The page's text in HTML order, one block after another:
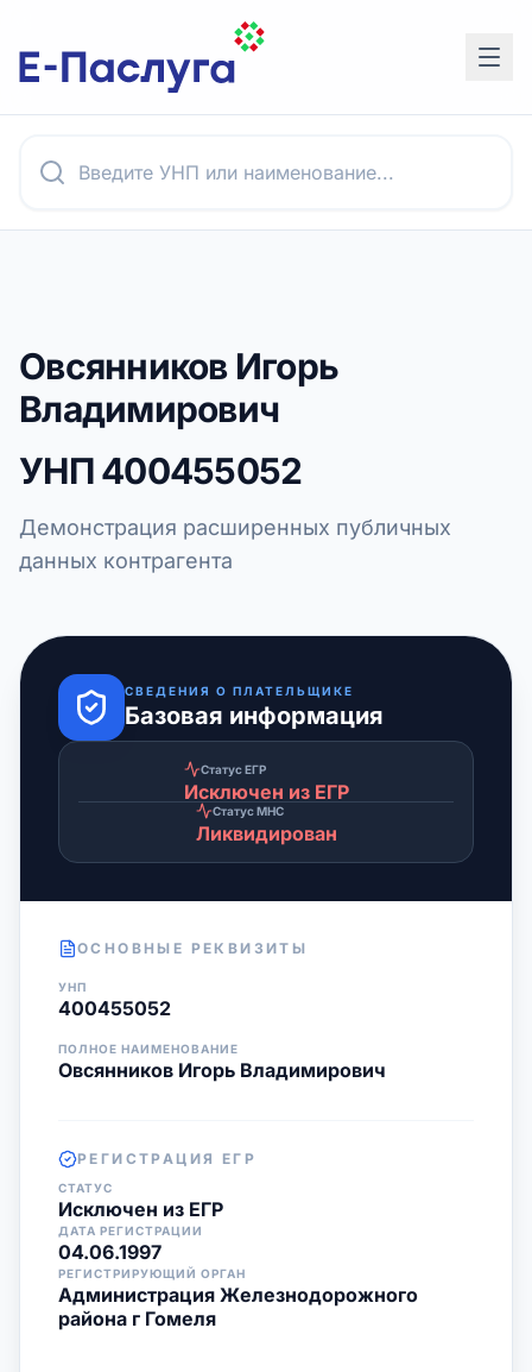
Овсянников Игорь
Владимирович
УНП400455052
Демонстрация расширенных публичных
данных контрагента
СВЕДЕНИЯ О ПЛАТЕЛЬЩИКЕ
Базовая информация
Статус ЕГР
Исключен из ЕГР
Статус МНС
Ликвидирован
ОСНОВНЫЕ РЕКВИЗИТЫ
УНП
400455052
ПОЛНОЕ НАИМЕНОВАНИЕ
Овсянников Игорь Владимирович
РЕГИСТРАЦИЯ ЕГР
СТАТУС
Исключен из ЕГР
ДАТА РЕГИСТРАЦИИ
04.06.1997
РЕГИСТРИРУЮЩИЙ ОРГАН
Администрация Железнодорожного
района г Гомеля